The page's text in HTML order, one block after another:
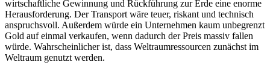
wirtschaftliche Gewinnung und Rückführung zur Erde eine enorme
Herausforderung. Der Transport wäre teuer, riskant und technisch
anspruchsvoll. Außerdem würde ein Unternehmen kaum unbegrenzt
Gold auf einmal verkaufen, wenn dadurch der Preis massiv fallen
würde. Wahrscheinlicher ist, dass Weltraumressourcen zunächst im
Weltraum genutzt werden.